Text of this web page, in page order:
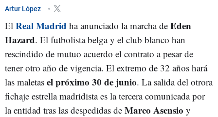
Artur López
El Real Madrid ha anunciado la marcha de Eden
Hazard. El futbolista belga y el club blanco han
rescindido de mutuo acuerdo el contrato a pesar de
tener otro año de vigencia. El extremo de 32 años hará
las maletas el próximo 30 de junio. La salida del otrora
fichaje estrella madridista es la tercera comunicada por
la entidad tras las despedidas de Marco Asensio y